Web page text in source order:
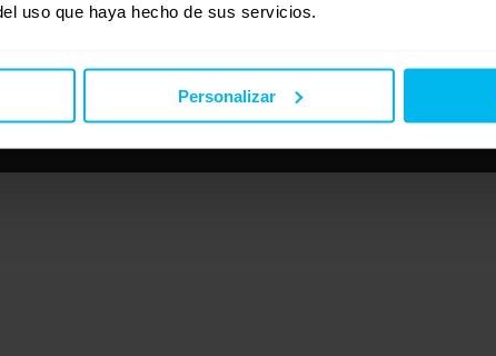
uso que haya hecho de sus servicios.
Personalizar